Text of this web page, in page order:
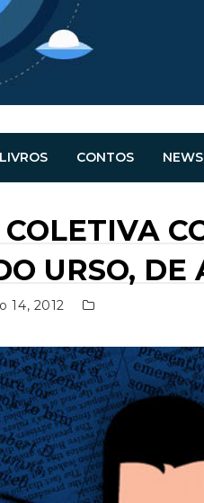
LIVROS CONTOS
URSO,
14, 2012